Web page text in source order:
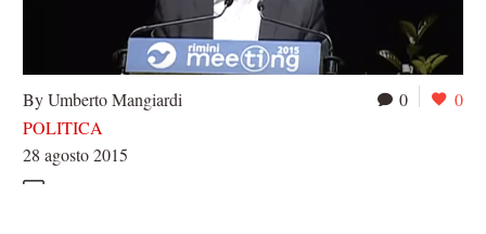
0 0
By Umberto Mangiardi
POLITICA
28 agosto 2015